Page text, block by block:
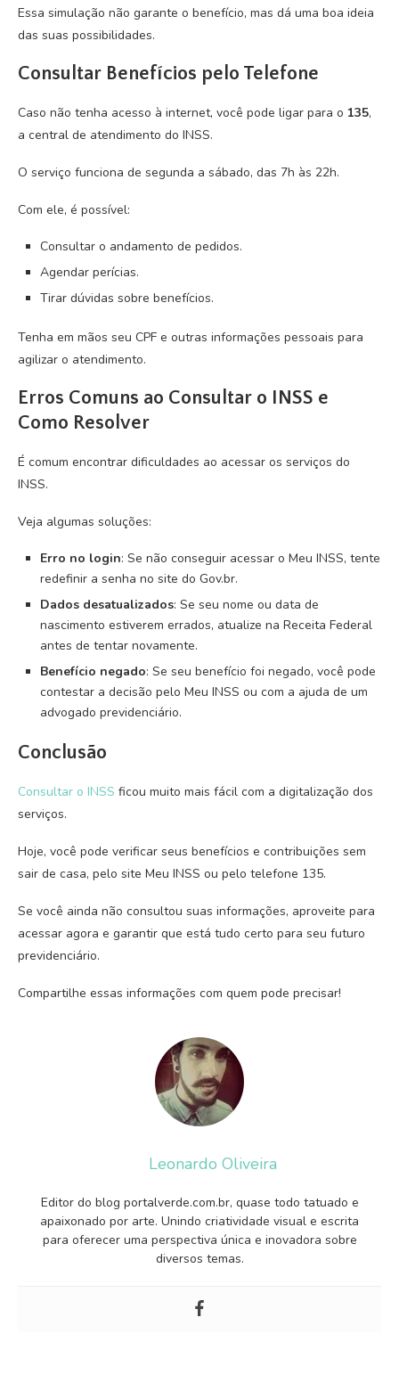
Essa simulação não garante o benefício, mas dá uma boa ideia
das suas possibilidades.
Consultar Benefícios pelo Telefone
Caso não tenha acesso à internet, você pode ligar para o 135,
a central de atendimento do INSS.
O serviço funciona de segunda a sábado, das 7h às 22h.
Com ele, é possível:
Consultar o andamento de pedidos.
Agendar perícias.
Tirar dúvidas sobre benefícios.
Tenha em mãos seu CPF e outras informações pessoais para
agilizar o atendimento.
Erros Comuns ao Consultar o INSS e
Como Resolver
É comum encontrar dificuldades ao acessar os serviços do
INSS.
Veja algumas soluções:
Erro no login: Se não conseguir acessar o Meu INSS, tente
redefinir a senha no site do Gov.br.
Dados desatualizados: Se seu nome ou data de
nascimento estiverem errados, atualize na Receita Federal
antes de tentar novamente.
Benefício negado: Se seu benefício foi negado, você pode
contestar a decisão pelo Meu INSS ou com a ajuda de um
advogado previdenciário.
Conclusão
Consultar o INSS ficou muito mais fácil com a digitalização dos
serviços.
Hoje, você pode verificar seus benefícios e contribuições sem
sair de casa, pelo site Meu INSS ou pelo telefone 135.
Se você ainda não consultou suas informações, aproveite para
acessar agora e garantir que está tudo certo para seu futuro
previdenciário.
Compartilhe essas informações com quem pode precisar!
Leonardo Oliveira
Editor do blog portalverde.com.br, quase todo tatuado e
apaixonado por arte. Unindo criatividade visual e escrita
para oferecer uma perspectiva única e inovadora sobre
diversos temas.